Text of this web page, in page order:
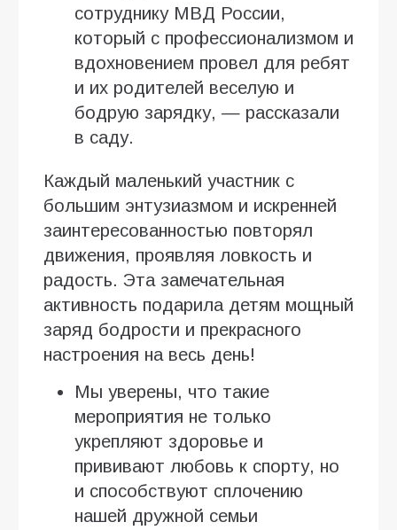
сотруднику МВД России,
который с профессионализмом и
вдохновением провел для ребят
и их родителей веселую и
бодрую зарядку, — рассказали
в саду.
Каждый маленький участник с
большим энтузиазмом и искренней
заинтересованностью повторял
движения, проявляя ловкость и
радость. Эта замечательная
активность подарила детям мощный
заряд бодрости и прекрасного
настроения на весь день!
Мы уверены, что такие
мероприятия не только
укрепляют здоровье и
прививают любовь к спорту, но
и способствуют сплочению
нашей дружной семьи